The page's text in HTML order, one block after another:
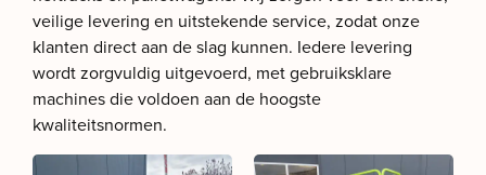
veilige levering en uitstekende service, zodat onze
klanten direct aan de slag kunnen. Iedere levering
wordt zorgvuldig uitgevoerd, met gebruiksklare
machines die voldoen aan de hoogste
kwaliteitsnormen.